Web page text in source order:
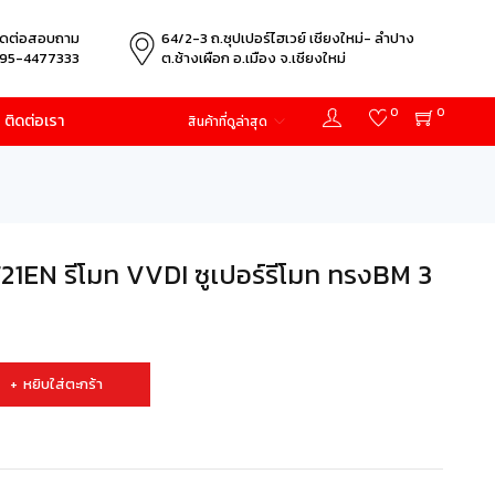
ต่อสอบถาม
4477333
64/2-3 ถ.ซุปเปอร์ไฮเวย์ เชียงใหม่- ลำปาง
ต.ช้างเผือก อ.เมือง จ.เชียงใหม่
ติดต่อเรา 0
0
สินค้าที่ดูล่าสุด
รีโมท VVDI ซูเปอร์รีโมท ทรงBM 3
หยิบใส่ตะกร้า